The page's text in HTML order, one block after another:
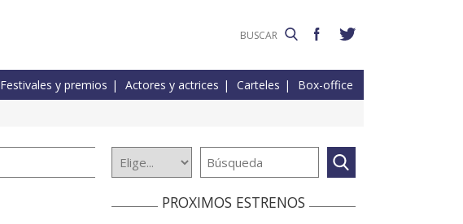
Festivales y premios Actores y actrices Carteles Box-office
PROXIMOS ESTRENOS